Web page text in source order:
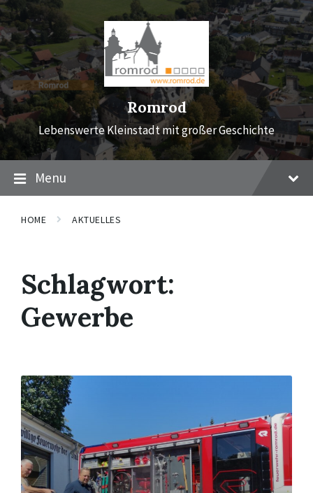
Skip
to
content
Skip
to
main
navigation
Skip
to
footer
Romrod
Lebenswerte Kleinstadt mit großer Geschichte
Menu
HOME AKTUELLES
Schlagwort:
Gewerbe
Read
More